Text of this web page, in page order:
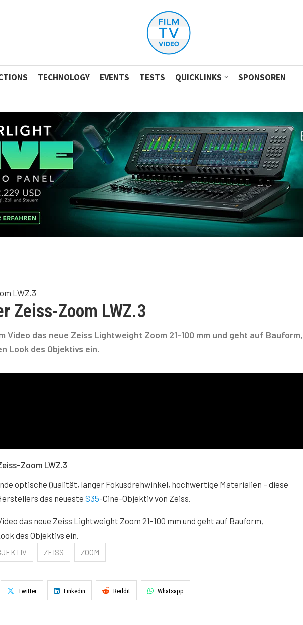
TECHNOLOGY EVENTS TESTS QUICKLINKS SPONSOREN
LWZ.3
Zeiss-Zoom LWZ.3
Video das neue Zeiss Lightweight Zoom 21-100 mm und geht auf Bauform,
Look des Objektivs ein.
Zoom LWZ.3
optische Qualität, langer Fokusdrehwinkel, hochwertige Materialien – diese
das neuesteS35-Cine-Objektiv von Zeiss.
das neue Zeiss Lightweight Zoom 21-100 mm und geht auf Bauform,
des Objektivs ein.
ZEISS ZOOM
Twitter Linkedin Reddit Whatsapp